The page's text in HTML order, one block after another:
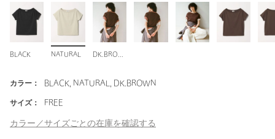
BLACK NATURAL
カラー： BLACK, NATURAL, DK.BROWN
サイズ： FREE
カラー／サイズごとの在庫を確認する